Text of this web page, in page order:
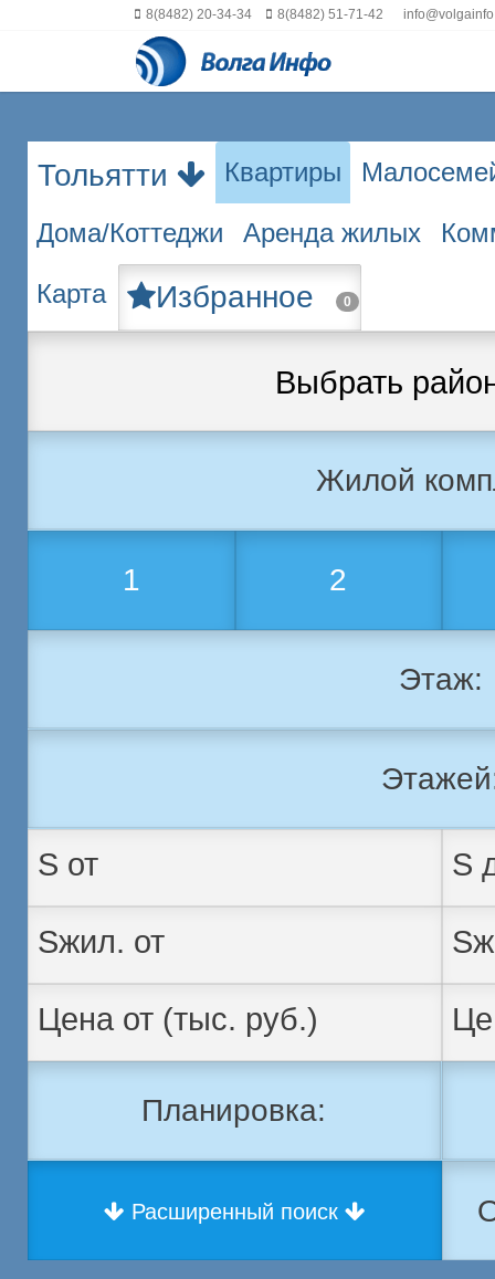
8(8482) 20-34-34 8(8482) 51-71-42
Тольятти Квартиры
Дома/Коттеджи Аренда жилых
Карта Избранное 0
Выбрать
Жилой
1 2
Этаж:
Планировка:
Расширенный поиск